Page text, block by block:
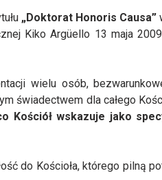
„Doktorat Honoris Causa”
Kiko Argüello 13 maja
wielu osób,
świadectwem dla całego
Kościół wskazuje jako
do Kościoła, którego pilną